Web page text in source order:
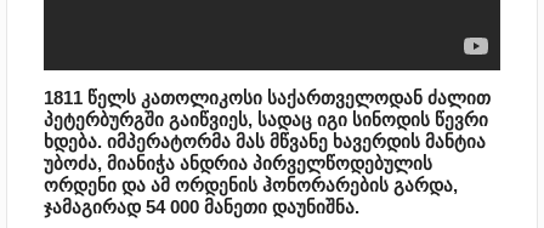
1811 წელს კათოლიკოსი საქართველოდან ძალით
პეტერბურგში გაიწვიეს, სადაც იგი სინოდის წევრი
ხდება. იმპერატორმა მას მწვანე ხავერდის მანტია
უბოძა, მიანიჭა ანდრია პირველწოდებულის
ორდენი და ამ ორდენის ჰონორარების გარდა,
ჯამაგირად 54 000 მანეთი დაუნიშნა.